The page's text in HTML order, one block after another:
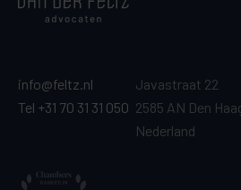
info@feltz.nl
Tel +31 70 31 31 050
Javastraat 22
2585 AN Den
Nederland